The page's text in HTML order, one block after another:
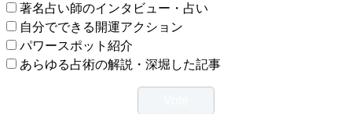
著名占い師のインタビュー・占い
自分でできる開運アクション
パワースポット紹介
あらゆる占術の解説・深堀した記事